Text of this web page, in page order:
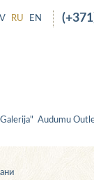
RU EN
Audumu